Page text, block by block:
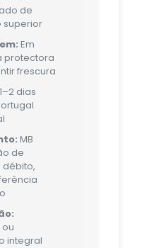
de
superior
Em
protectora
frescura
1–2 dias
MB
de
débito,
integral